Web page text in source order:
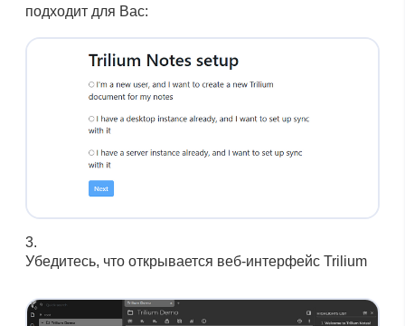
подходит для Вас:
Убедитесь, что открывается веб-интерфейс Trilium